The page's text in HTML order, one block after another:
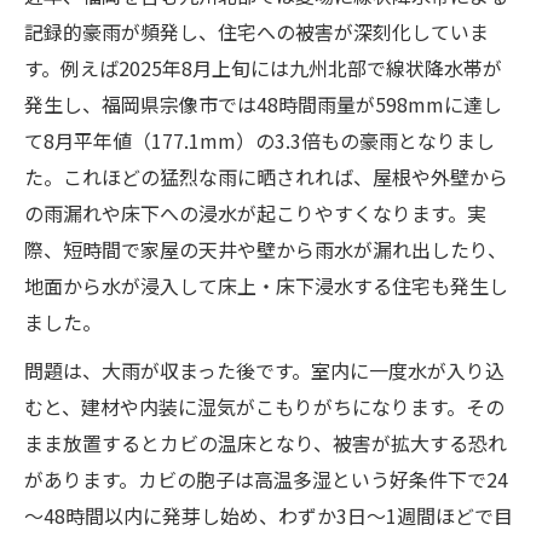
記録的豪雨が頻発し、住宅への被害が深刻化していま
す。例えば2025年8月上旬には九州北部で線状降水帯が
発生し、福岡県宗像市では48時間雨量が598mmに達し
て8月平年値（177.1mm）の3.3倍もの豪雨となりまし
た。これほどの猛烈な雨に晒されれば、屋根や外壁から
の雨漏れや床下への浸水が起こりやすくなります。実
際、短時間で家屋の天井や壁から雨水が漏れ出したり、
地面から水が浸入して床上・床下浸水する住宅も発生し
ました。
問題は、大雨が収まった後です。室内に一度水が入り込
むと、建材や内装に湿気がこもりがちになります。その
まま放置するとカビの温床となり、被害が拡大する恐れ
があります。カビの胞子は高温多湿という好条件下で24
～48時間以内に発芽し始め、わずか3日～1週間ほどで目